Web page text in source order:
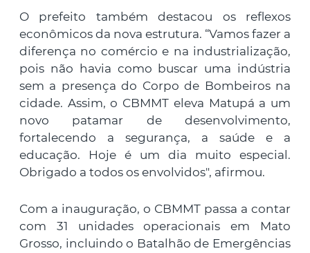
O prefeito também destacou os reflexos
econômicos da nova estrutura. “Vamos fazer a
diferença no comércio e na industrialização,
pois não havia como buscar uma indústria
sem a presença do Corpo de Bombeiros na
cidade. Assim, o CBMMT eleva Matupá a um
novo patamar de desenvolvimento,
fortalecendo a segurança, a saúde e a
educação. Hoje é um dia muito especial.
Obrigado a todos os envolvidos", afirmou.
Com a inauguração, o CBMMT passa a contar
com 31 unidades operacionais em Mato
Grosso, incluindo o Batalhão de Emergências